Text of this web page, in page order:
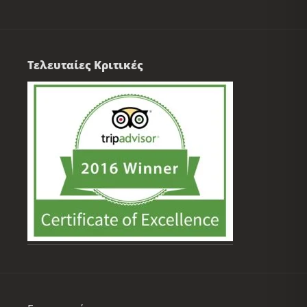
Τελευταίες Κριτικές